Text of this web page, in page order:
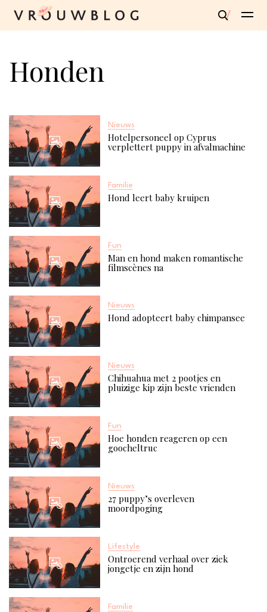
Honden
Nieuws
Hotelpersoneel op Cyprus
verplettert puppy in afvalmachine
Familie
Hond leert baby kruipen
Fun
Man en hond maken romantische
filmscènes na
Nieuws
Hond adopteert baby chimpansee
Nieuws
Chihuahua met 2 pootjes en
pluizige kip zijn beste vrienden
Fun
Hoe honden reageren op een
goocheltruc
Nieuws
27 puppy’s overleven
moordpoging
Lifestyle
Ontroerend verhaal over ziek
jongetje en zijn hond
Familie